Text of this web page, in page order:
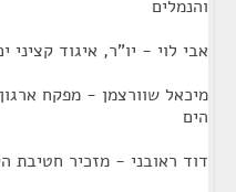
והנמלים
אבי לוי - יו"ר, איגוד קציני
מיכאל שוורצמן - מפקח
הים
דוד ראובני - מזכיר חטיבת